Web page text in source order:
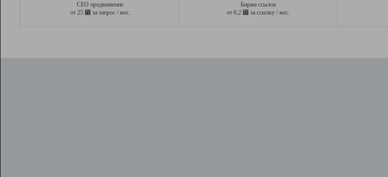
СЕО продвижение
от 25 ⃏ за запрос / мес.
Биржа ссылок
от 0,2 ⃏ за ссылку / мес.